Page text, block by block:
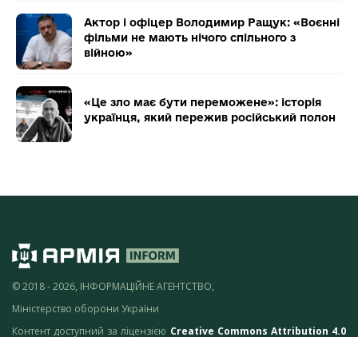
Актор і офіцер Володимир Ращук: «Воєнні
фільми не мають нічого спільного з
війною»
«Це зло має бути переможене»: історія
українця, який пережив російський полон
© 2018 - 2026, ІНФОРМАЦІЙНЕ АГЕНТСТВО,
Міністерство оборони України
Контент доступний за ліцензією Creative Commons Attribution 4.0